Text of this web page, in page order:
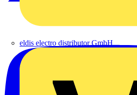
eldis electro distributor GmbH